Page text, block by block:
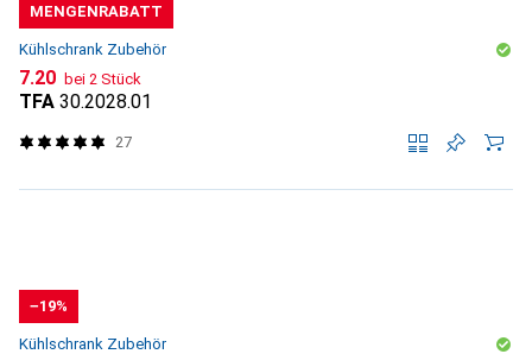
MENGENRABATT
Kühlschrank Zubehör
CHF
7.20 bei 2 Stück
TFA 30.2028.01
27
−19%
Kühlschrank Zubehör